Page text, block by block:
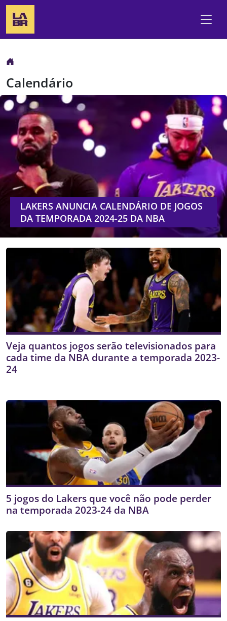
Calendário
LAKERS ANUNCIA CALENDÁRIO DE JOGOS
DA TEMPORADA 2024-25 DA NBA
Veja quantos jogos serão televisionados para
cada time da NBA durante a temporada 2023-
24
5 jogos do Lakers que você não pode perder
na temporada 2023-24 da NBA